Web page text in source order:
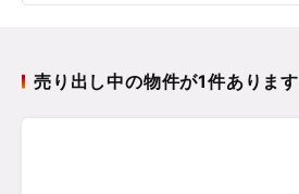
売り出し中の物件が1件あります